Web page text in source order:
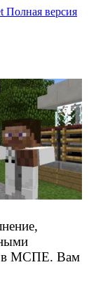
Полная версия
в МСПЕ. Вам